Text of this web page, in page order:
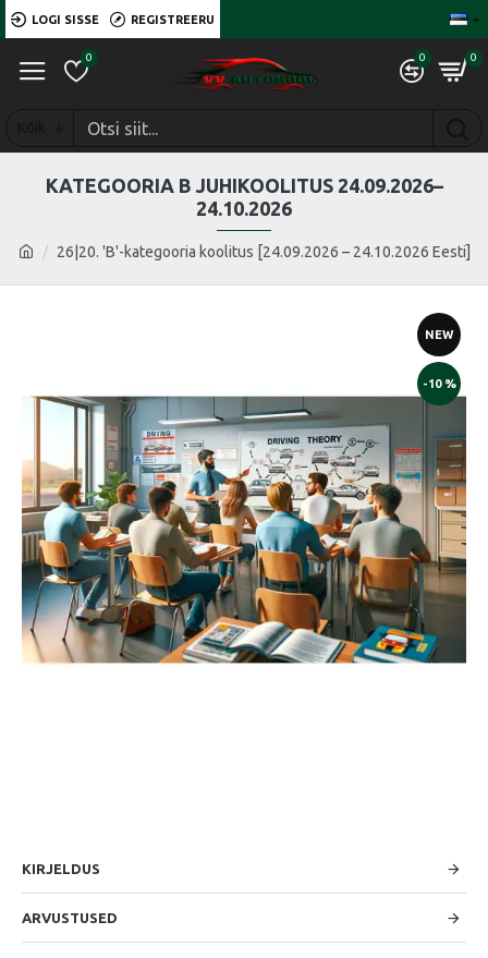
LOGI SISSE REGISTREERU
0 0 0
26|20. 'B'-kategooria koolitus [24.09.2026 – 24.10.2026 Eesti]
KATEGOORIA B JUHIKOOLITUS 24.09.2026–
24.10.2026
NEW
-10 %
KIRJELDUS
ARVUSTUSED